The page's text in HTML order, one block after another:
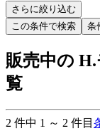
さらに絞り込む
この条件で検索
条
販売中の
覧
2 件中 1 ～ 2 件目